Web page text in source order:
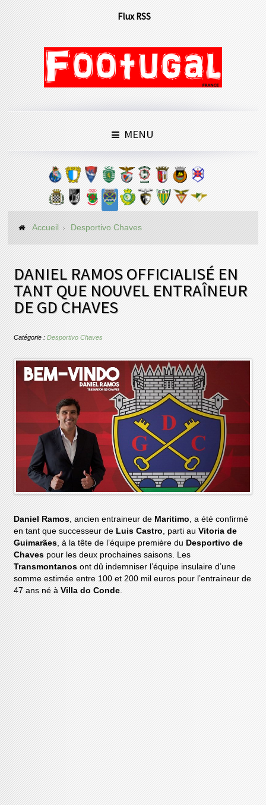
Flux RSS
MENU
Accueil Desportivo Chaves
DANIEL RAMOS OFFICIALISÉ EN
TANT QUE NOUVEL ENTRAÎNEUR
DE GD CHAVES
Catégorie :Desportivo Chaves
Daniel Ramos, ancien entraineur de Maritimo, a été confirmé
en tant que successeur de Luis Castro, parti auVitoria de
Guimarães, à la tête de l’équipe première du Desportivo de
Chavespour les deux prochaines saisons. Les
Transmontanos ont dû indemniser l’équipe insulaire d’une
somme estimée entre 100 et 200 mil euros pour l’entraineur de
47 ans né àVilla do Conde.